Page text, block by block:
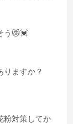
う😻💓
りますか？
粉対策してか